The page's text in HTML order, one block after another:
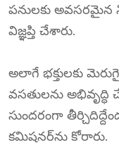
పనులకు
విజ్ఞప్తి చేశారు.
అలాగే భక్తులకు
వసతులను
సుందరంగా
కమిషనర్‌ను కోరారు.